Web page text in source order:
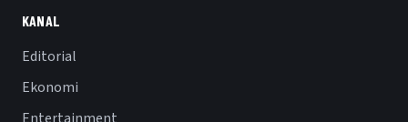
KANAL
Editorial
Ekonomi